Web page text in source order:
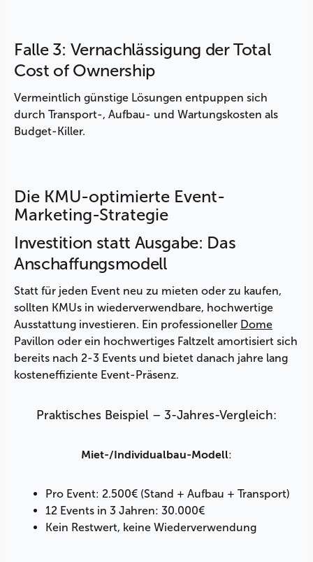
Falle 3: Vernachlässigung der Total
Cost of Ownership
Vermeintlich günstige Lösungen entpuppen sich
durch Transport-, Aufbau- und Wartungskosten als
Budget-Killer.
Die KMU-optimierte Event-
Marketing-Strategie
Investition statt Ausgabe: Das
Anschaffungsmodell
Statt für jeden Event neu zu mieten oder zu kaufen,
sollten KMUs in wiederverwendbare, hochwertige
Ausstattung investieren. Ein professioneller Dome
Pavillon oder ein hochwertiges Faltzelt amortisiert sich
bereits nach 2-3 Events und bietet danach jahre lang
kosteneffiziente Event-Präsenz.
Praktisches Beispiel – 3-Jahres-Vergleich:
Miet-/Individualbau-Modell:
Pro Event: 2.500€ (Stand + Aufbau + Transport)
12 Events in 3 Jahren: 30.000€
Kein Restwert, keine Wiederverwendung